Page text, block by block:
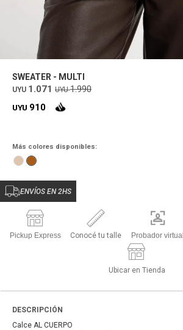
SWEATER - MULTI
UYU 1.071 UYU 1.990
UYU 910
Más colores disponibles:
ENVÍOS EN 2HS
Pickup Express Conocé tu talle Probador virtual
Ubicar en Tienda
DESCRIPCIÓN
Calce AL CUERPO